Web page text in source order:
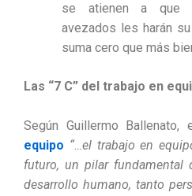
se atienen a que
avezados les harán
suma cero que más
Las “7 C” del trabajo en
Según Guillermo
equipo “…el trabajo en
futuro, un pilar fundamental
desarrollo humano, tanto